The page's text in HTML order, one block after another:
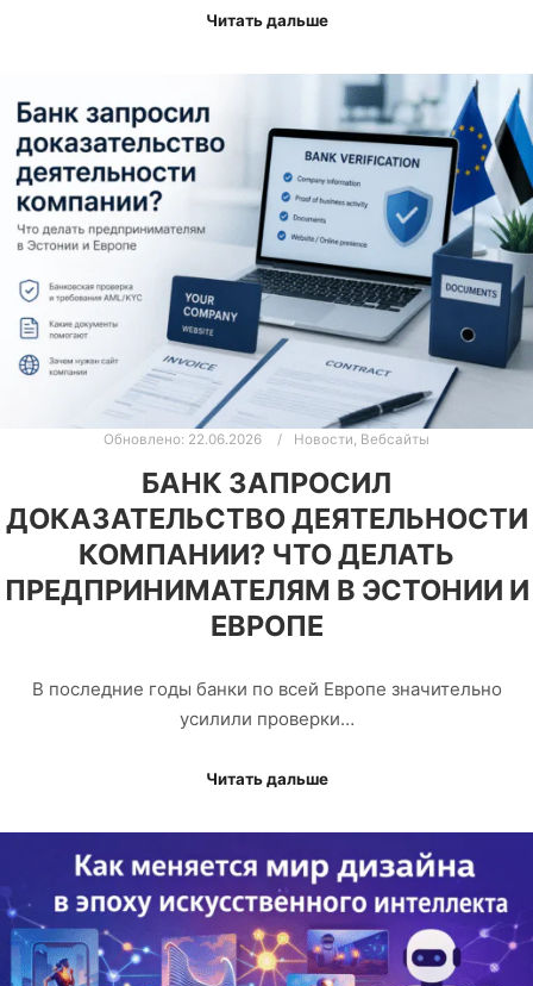
Читать дальше
Обновлено: 22.06.2026 Новости, Вебсайты
БАНК ЗАПРОСИЛ
ДОКАЗАТЕЛЬСТВО ДЕЯТЕЛЬНОСТИ
КОМПАНИИ? ЧТО ДЕЛАТЬ
ПРЕДПРИНИМАТЕЛЯМ В ЭСТОНИИ И
ЕВРОПЕ
В последние годы банки по всей Европе значительно
усилили проверки…
Читать дальше